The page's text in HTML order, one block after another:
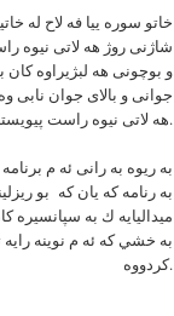
خاتو سوره ييا فه لاح له
شاژنى روژ هه لاتى نيوه
و بوچونى هه لبژيراوه
جوانى و بالاى جوان
هه لاتى نيوه راست پيويسته بو به شدارى له م پروگرامه دا.
به ریوه به رانى ئه م
به رنامه كه يان كه بو
ميداليايه ك به سپانسيره
به خشي كه ئه م نوينه
كردووه.